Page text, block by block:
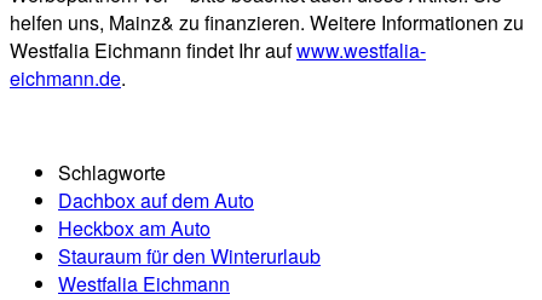
helfen uns, Mainz& zu finanzieren. Weitere Informationen zu
Westfalia Eichmann findet Ihr aufwww.westfalia-
eichmann.de.
Schlagworte
Dachbox auf dem Auto
Heckbox am Auto
Stauraum für den Winterurlaub
Westfalia Eichmann